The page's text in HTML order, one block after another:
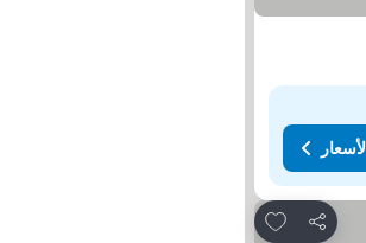
مشاركة
Add to favorites